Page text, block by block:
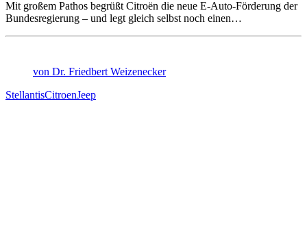
Mit großem Pathos begrüßt Citroën die neue E-Auto-Förderung der
Bundesregierung – und legt gleich selbst noch einen…
von Dr. Friedbert Weizenecker
StellantisCitroenJeep